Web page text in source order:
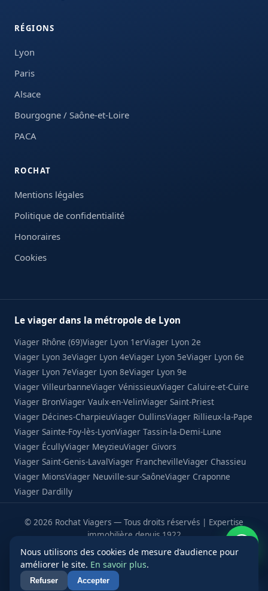
RÉGIONS
Lyon
Paris
Alsace
Bourgogne / Saône-et-Loire
PACA
ROCHAT
Mentions légales
Politique de confidentialité
Honoraires
Cookies
Le viager dans la métropole de Lyon
Viager Rhône (69)Viager Lyon 1erViager Lyon 2e
Viager Lyon 3eViager Lyon 4eViager Lyon 5eViager Lyon 6e
Viager Lyon 7eViager Lyon 8eViager Lyon 9e
Viager VilleurbanneViager VénissieuxViager Caluire-et-Cuire
Viager BronViager Vaulx-en-VelinViager Saint-Priest
Viager Décines-CharpieuViager OullinsViager Rillieux-la-Pape
Viager Sainte-Foy-lès-LyonViager Tassin-la-Demi-Lune
Viager ÉcullyViager MeyzieuViager Givors
Viager Saint-Genis-LavalViager FranchevilleViager Chassieu
Viager MionsViager Neuville-sur-SaôneViager Craponne
Viager Dardilly
© 2026 Rochat Viagers — Tous droits réservés | Expertise
immobilière depuis 1922
★★★★★4,7/5116 avis · Opinion System
f in
Nous utilisons des cookies de mesure d’audience pour
améliorer le site. En savoir plus.
Refuser Accepter